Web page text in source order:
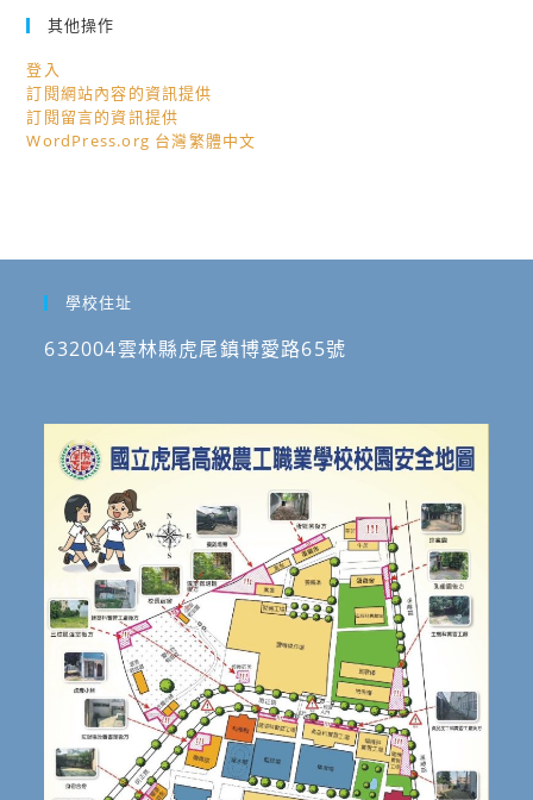
其他操作
登入
訂閱網站內容的資訊提供
訂閱留言的資訊提供
WordPress.org 台灣繁體中文
學校住址
632004雲林縣虎尾鎮博愛路65號